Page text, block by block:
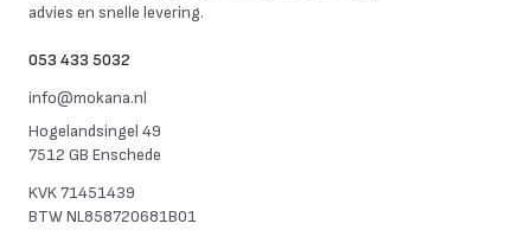
advies en snelle levering.
053 433 5032
info@mokana.nl
Hogelandsingel 49
7512 GB Enschede
KVK71451439
BTWNL858720681B01